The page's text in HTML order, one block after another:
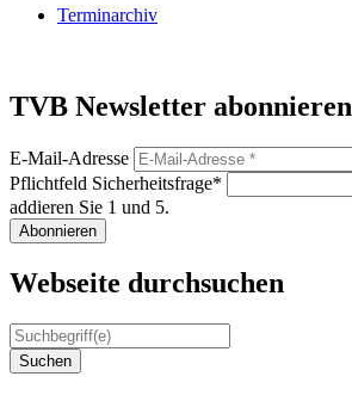
Terminarchiv
TVB Newsletter abonnieren
E-Mail-Adresse
Pflichtfeld Sicherheitsfrage*
addieren Sie 1 und 5.
Abonnieren
Webseite durchsuchen
Suchen